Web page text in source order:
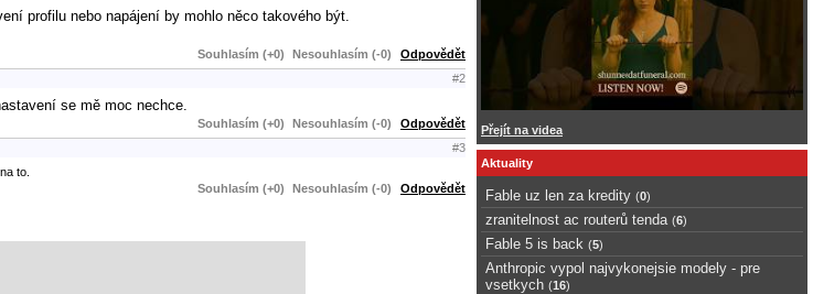
profilu nebo napájení by mohlo něco takového být.
Souhlasím (+0) Nesouhlasím (-0) Odpovědět
#2
se mě moc nechce.
Souhlasím (+0) Nesouhlasím (-0) Odpovědět
#3
to.
Souhlasím (+0)
Nesouhlasím (-0) Odpovědět
Přejít na videa
Aktuality
Fable uz len za kredity (0)
zranitelnost ac routerů tenda (6)
Fable 5 is back (5)
Anthropic vypol najvykonejsie modely - pre
vsetkych (16)